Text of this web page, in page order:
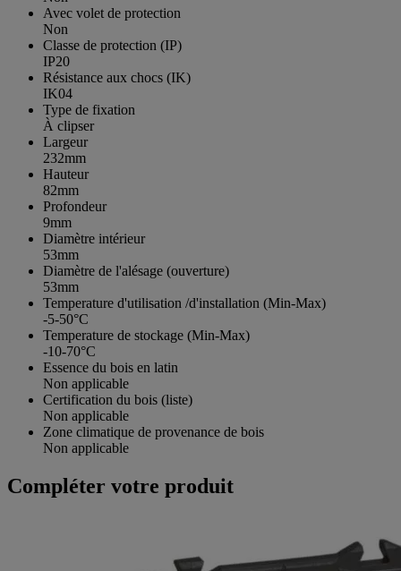
Avec volet de protection
Non
Classe de protection (IP)
IP20
Résistance aux chocs (IK)
IK04
Type de fixation
À clipser
Largeur
232mm
Hauteur
82mm
Profondeur
9mm
Diamètre intérieur
53mm
Diamètre de l'alésage (ouverture)
53mm
Temperature d'utilisation /d'installation (Min-Max)
-5-50°C
Temperature de stockage (Min-Max)
-10-70°C
Essence du bois en latin
Non applicable
Certification du bois (liste)
Non applicable
Zone climatique de provenance de bois
Non applicable
Compléter votre produit